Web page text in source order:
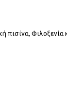
Φιλοξενία